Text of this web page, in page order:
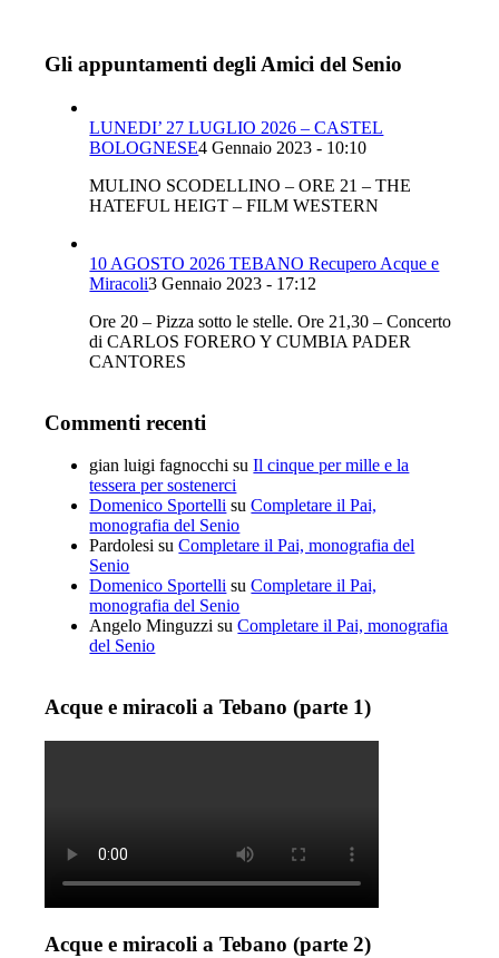
Gli appuntamenti degli Amici del Senio
LUNEDI’ 27 LUGLIO 2026 – CASTEL
BOLOGNESE4 Gennaio 2023 - 10:10
MULINO SCODELLINO – ORE 21 – THE
HATEFUL HEIGT – FILM WESTERN
10 AGOSTO 2026 TEBANO Recupero Acque e
Miracoli3 Gennaio 2023 - 17:12
Ore 20 – Pizza sotto le stelle. Ore 21,30 – Concerto
di CARLOS FORERO Y CUMBIA PADER
CANTORES
Commenti recenti
gian luigi fagnocchi suIl cinque per mille e la
tessera per sostenerci
Domenico Sportelli suCompletare il Pai,
monografia del Senio
Pardolesi suCompletare il Pai, monografia del
Senio
Domenico Sportelli suCompletare il Pai,
monografia del Senio
Angelo Minguzzi suCompletare il Pai, monografia
del Senio
Acque e miracoli a Tebano (parte 1)
Acque e miracoli a Tebano (parte 2)